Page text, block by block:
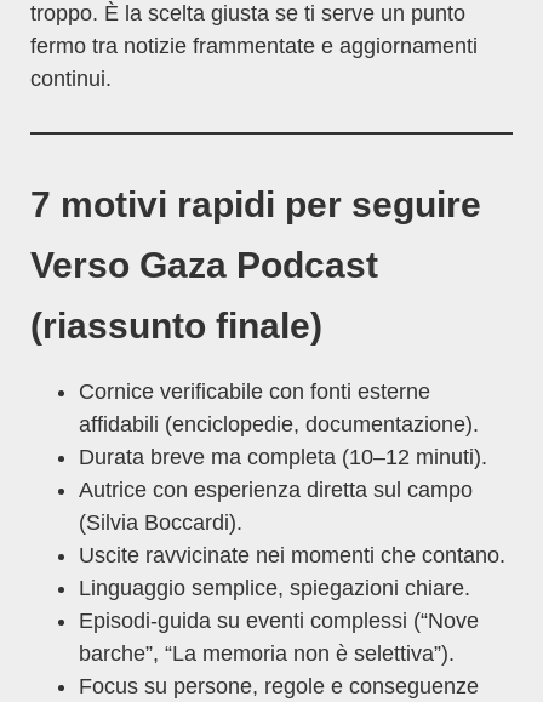
troppo. È la scelta giusta se ti serve un punto
fermo tra notizie frammentate e aggiornamenti
continui.
7 motivi rapidi per seguire
Verso Gaza Podcast
(riassunto finale)
Cornice verificabile con fonti esterne
affidabili (enciclopedie, documentazione).
Durata breve ma completa (10–12 minuti).
Autrice con esperienza diretta sul campo
(Silvia Boccardi).
Uscite ravvicinate nei momenti che contano.
Linguaggio semplice, spiegazioni chiare.
Episodi-guida su eventi complessi (“Nove
barche”, “La memoria non è selettiva”).
Focus su persone, regole e conseguenze